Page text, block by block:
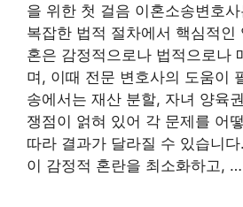
을 위한 첫 걸음 이혼소송변호
복잡한 법적 절차에서 핵심적인
혼은 감정적으로나 법적으로나
며, 이때 전문 변호사의 도움이
송에서는 재산 분할, 자녀 양육
쟁점이 얽혀 있어 각 문제를 어
따라 결과가 달라질 수 있습니
이 감정적 혼란을 최소화하고, …